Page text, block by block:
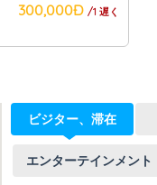
300,000Đ/1 遅く
ビジター、滞在
エンターテインメント